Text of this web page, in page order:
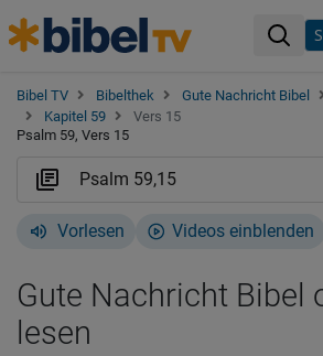
Bibel TV Bibelthek Gute Nachricht Bibel
Kapitel 59
Vers 15
Psalm 59, Vers 15
Vorlesen Videos einblenden
Gute Nachricht Bibel
lesen